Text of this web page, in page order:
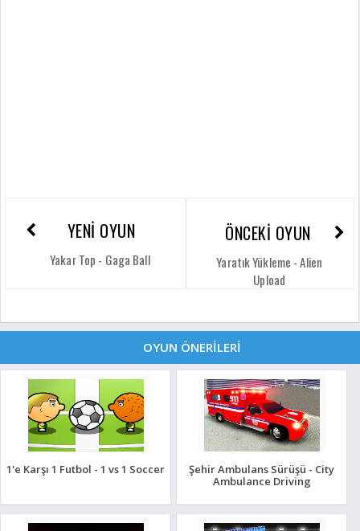
ÖNCEKİ OYUN
Yaratık Yükleme - Alien
Upload
YENİ OYUN
Yakar Top - Gaga Ball
OYUN ÖNERİLERİ
1'e Karşı 1 Futbol - 1 vs 1 Soccer
Şehir Ambulans Sürüşü - City
Ambulance Driving